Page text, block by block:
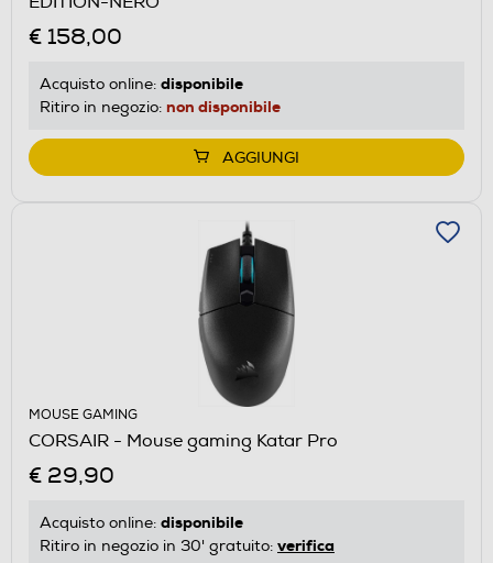
€ 158,00
Acquisto online: disponibile
Ritiro in negozio: non disponibile
AGGIUNGI
MOUSE GAMING
CORSAIR - Mouse gaming Katar Pro
€ 29,90
Acquisto online: disponibile
Ritiro in negozio in 30' gratuito: verifica